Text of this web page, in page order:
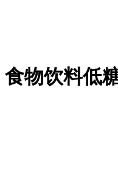
食物饮料低